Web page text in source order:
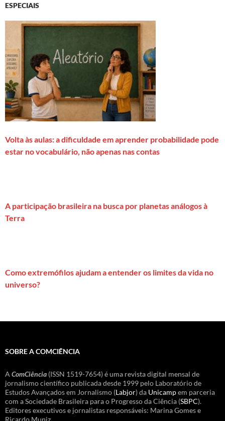
ESPECIAIS
Volta às aulas: a dificuldade em aprender probabilidade pode
estar no vocabulário, não apenas nas contas
A participação brasileira na busca por planetas análogos à
Terra
Como extremófilos ajudam a entender os limites da vida no
universo?
SOBRE A COMCIÊNCIA
A ComCiência (ISSN 1519-7654) é uma revista digital mensal de
jornalismo científico publicada desde 1999 pelo Laboratório de
Estudos Avançados em Jornalismo (Labjor) da Unicampem parceria
com a Sociedade Brasileira para o Progresso da Ciência (SBPC).
Editores executivos e jornalistas responsáveis: Marina Gomes e
Ricardo Muniz.